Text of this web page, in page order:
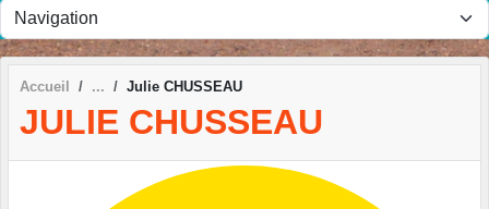
Accueil Julie CHUSSEAU
JULIE CHUSSEAU